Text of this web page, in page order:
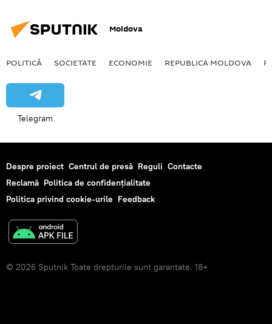
Moldova
POLITICĂ SOCIETATE ECONOMIE REPUBLICA MOLDOVA
Telegram
Despre proiect Centrul de presă Reguli Contacte
Reclamă Politica de confidențialitate
Politica privind cookie-urile Feedback
© 2026 Sputnik Toate drepturile sunt garantate. 18+